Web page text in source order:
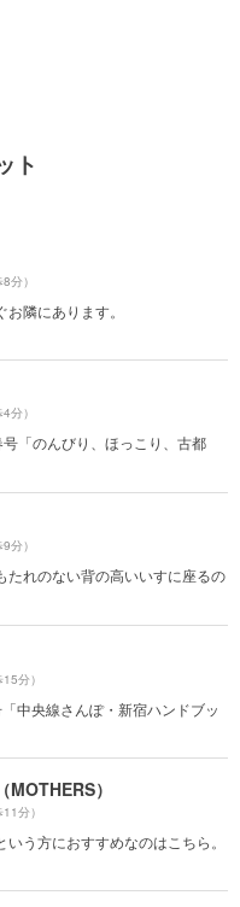
ト
8分）
隣にあります。
4分）
「のんびり、ほっこり、古都
9分）
たれのない背の高いいすに座るの
15分）
中央線さんぽ・新宿ハンドブッ
）
11分）
う方におすすめなのはこちら。